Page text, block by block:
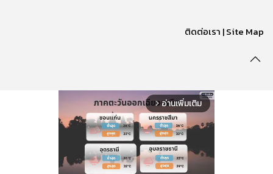
ติดต่อเรา | Site Map
arrow_forward_ios อ่านเพิ่มเติม